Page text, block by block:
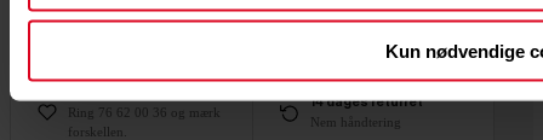
Kun nødvendige
   
Ring 76 62 00 36 og mærk
forskellen.
14 dages returret
Nem håndtering